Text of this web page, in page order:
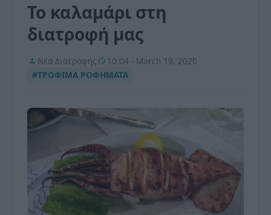
Το καλαμάρι στη
διατροφή μας
Νέα Διατροφής
10:04 - March 19, 2020
#ΤΡΟΦΙΜΑ ΡΟΦΗΜΑΤΑ